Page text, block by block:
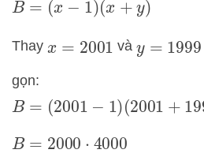
B=(x −1 )( x+y)
Thay x=2001 vày =1999
gọn:
B=(2001− 1)( 2001+1999)
B=2000⋅4000